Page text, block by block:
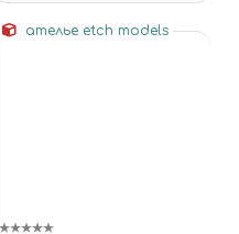
UNIVERSE.SITE.ID = 'S1';
UNIVERSE.SITE.DIRECTORY =
.WIDGET-CONTAINER-
ателье etch models